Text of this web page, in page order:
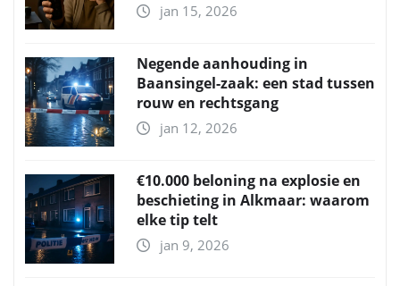
jan 15, 2026
Negende aanhouding in
Baansingel-zaak: een stad tussen
rouw en rechtsgang
jan 12, 2026
€10.000 beloning na explosie en
beschieting in Alkmaar: waarom
elke tip telt
jan 9, 2026